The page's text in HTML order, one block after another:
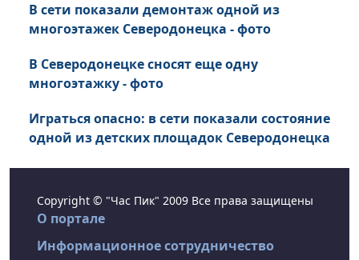
В сети показали демонтаж одной из
многоэтажек Северодонецка - фото
В Северодонецке сносят еще одну
многоэтажку - фото
Играться опасно: в сети показали состояние
одной из детских площадок Северодонецка
Copyright © "Час Пик" 2009 Все права защищены
О портале
Информационное сотрудничество